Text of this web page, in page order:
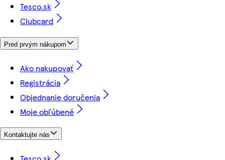
Tesco.sk
Clubcard
Pred prvým nákupom
Ako nakupovať
Registrácia
Objednanie doručenia
Moje obľúbené
Kontaktujte nás